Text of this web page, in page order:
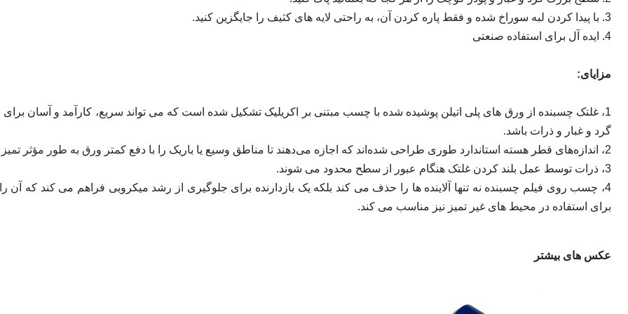
3. با پیدا کردن لبه سوراخ شده و فقط پاره کردن آن، به راحتی لایه های کثیف را جایگزین کنید.
4. ایده آل برای استفاده صنعتی
مزایای:
1، غلتک چسبنده از ورق های پلی اتیلن پوشیده شده با چسب مبتنی بر اکریلیک تشکیل شده است که می تواند سریع، کارآمد و آسان
گرد و غبار و ذرات باشد.
2، اندازه‌های قطر هسته استاندارد طوری طراحی شده‌اند که اجازه می‌دهند تا مناطق وسیع یا باریک را با دفع کمتر ورق به طور مؤثر تمیز کنند.
3، ذرات توسط عمل بلند کردن غلتک هنگام عبور از سطح محدود می شوند.
4، چسب روی فیلم چسبنده نه تنها آلاینده ها را حذف می کند بلکه یک بازدارنده برای جلوگیری از رشد میکروبی فراهم می کند که آن
برای استفاده در محیط های غیر تمیز نیز مناسب می کند.
عکس های بیشتر